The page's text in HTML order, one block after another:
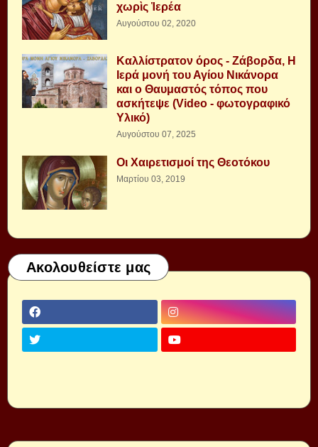
χωρὶς Ἱερέα
Αυγούστου 02, 2020
Καλλίστρατον όρος - Ζάβορδα, Η
Ιερά μονή του Αγίου Νικάνορα
και ο Θαυμαστός τόπος που
ασκήτεψε (Video - φωτογραφικό
Υλικό)
Αυγούστου 07, 2025
Οι Χαιρετισμοί της Θεοτόκου
Μαρτίου 03, 2019
Ακολουθείστε μας